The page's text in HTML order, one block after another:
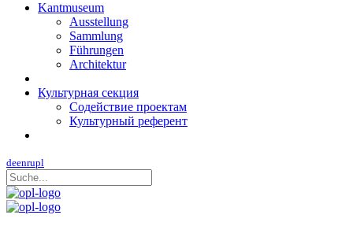
Kantmuseum
Ausstellung
Sammlung
Führungen
Architektur
Культурная секция
Содействие проектам
Культурный референт
deenrupl